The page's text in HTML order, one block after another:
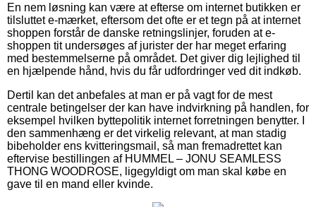
En nem løsning kan være at efterse om internet butikken er
tilsluttet e-mærket, eftersom det ofte er et tegn på at internet
shoppen forstår de danske retningslinjer, foruden at e-
shoppen tit undersøges af jurister der har meget erfaring
med bestemmelserne på området. Det giver dig lejlighed til
en hjælpende hånd, hvis du får udfordringer ved dit indkøb.
Dertil kan det anbefales at man er på vagt for de mest
centrale betingelser der kan have indvirkning på handlen, for
eksempel hvilken byttepolitik internet forretningen benytter. I
den sammenhæng er det virkelig relevant, at man stadig
bibeholder ens kvitteringsmail, så man fremadrettet kan
eftervise bestillingen af HUMMEL – JONU SEAMLESS
THONG WOODROSE, ligegyldigt om man skal købe en
gave til en mand eller kvinde.